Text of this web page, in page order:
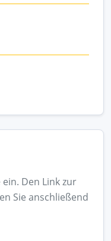
ein. Den Link zur
Sie anschließend